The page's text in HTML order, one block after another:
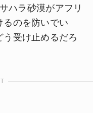
ハラ砂漠がアフリ
るのを防いでい
受け止めるだろ